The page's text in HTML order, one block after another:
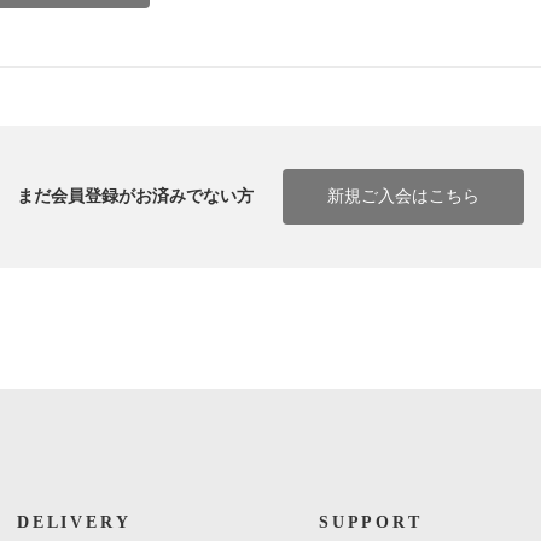
まだ会員登録がお済みでない方 新規ご入会はこちら
DELIVERY SUPPORT